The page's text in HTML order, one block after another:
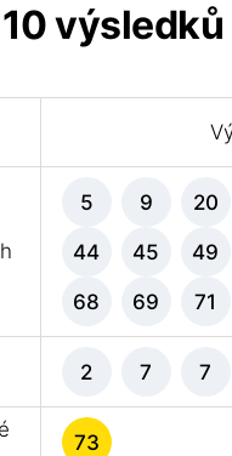
5 9 20
44 45 49
68 69 71
2 7 7
73